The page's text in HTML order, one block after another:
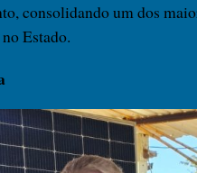
consolidando um dos
Estado.